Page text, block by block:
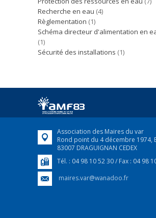
Recherche en eau (4)
Règlementation (1)
Schéma directeur d'alimentation en
(1)
Sécurité des installations (1)
Association des Maires du var
Rond point du 4 décembre 1974,
83007 DRAGUIGNAN CEDEX
Tél. : 04 98 10 52 30 / Fax : 04 98
maires.var@wanadoo.fr